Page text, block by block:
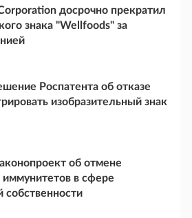
досрочно прекратил
знака "Wellfoods" за
Роспатента об отказе
изобразительный знак
об отмене
в сфере
собственности